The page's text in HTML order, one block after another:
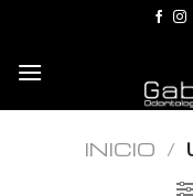
content
INICIO /